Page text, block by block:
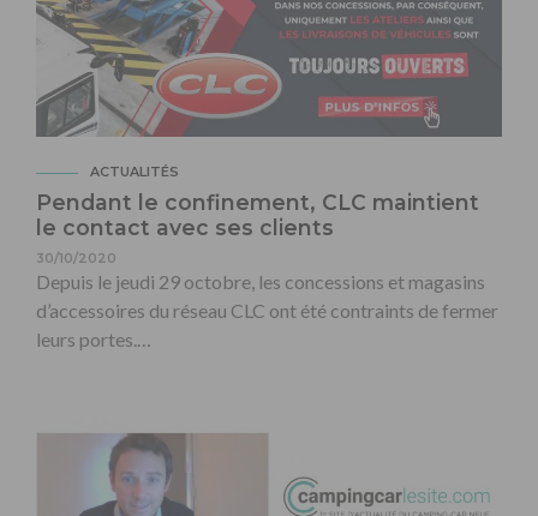
ACTUALITÉS
Pendant le confinement, CLC maintient
le contact avec ses clients
30/10/2020
Depuis le jeudi 29 octobre, les concessions et magasins
d’accessoires du réseau CLC ont été contraints de fermer
leurs portes.…